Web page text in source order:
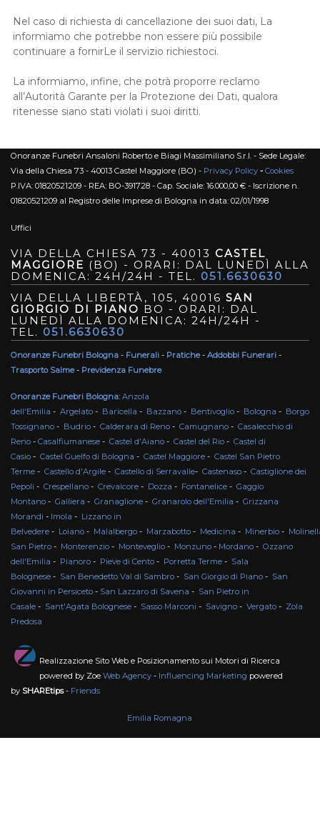
Nel caso di richiesta di cancellazione dei suoi dati, La
informiamo che potrebbe non essere più possibile
continuare a fornirLe il servizio richiestoci.
La informiamo, infine, che potrà proporre reclamo
all’Autorità Garante per la Protezione dei Dati, qualora
ritenesse siano stati violati i suoi diritti.
Onoranze Funebri Ansaloni Roberto e Biagi Massimiliano S.r.l. - Sede Legale:
Via della Chiesa 73 - 40013 Castel Maggiore (BO) - Privacy Policy- Cookies
P.IVA: 01820521209 - REA: BO-391728 - Cap. Sociale: 16.000,00 € - Iscrizione n.
01820521209 al Registro delle Imprese di Bologna in data: 02/01/1998
Uffici
VIA DELLA CHIESA 73 - 40013 CASTEL
MAGGIORE (BO) - ORARI: DAL LUNEDÌ ALLA
DOMENICA: 24H/24H - TEL. 051.6630630
VIA DELLA LIBERTÀ, 105, 40016 SAN
GIORGIO DI PIANO BO - ORARI: DAL
LUNEDÌ ALLA DOMENICA: 24H/24H -
TEL. 051.6630630
Onoranze Funebri Bologna- Funerali- Pratiche- Addobbi Funerari-
Trasporto Salme- Previdenza Funebre
Onoranze Funebri Bologna: Anzola
dell'Emilia - Argelato- Baricella - Bazzano- Bentivoglio- Bologna - Borgo
Tossignano- Budrio- Calderara di Reno- Camugnano- Casalecchio di
Reno- Casalfiumanese- Castel d'Aiano- Castel del Rio- Castel di
Casio- Castel Guelfo di Bologna - Castel Maggiore- Castel San Pietro
Terme- Castello d'Argile- Castello di Serravalle- Castenaso- Castiglione dei
Pepoli - Crespellano- Crevalcore- Dozza - Fontanelice- Gaggio
Montano- Galliera - Granaglione- Granarolo dell'Emilia - Grizzana
Morandi - Imola - Lizzano in
Belvedere- Loiano- Malalbergo- Marzabotto- Medicina - Minerbio-
San Pietro- Monterenzio- Monteveglio- Monzuno- Mordano- Ozzano
dell'Emilia - Pianoro- Pieve di Cento- Porretta Terme- Sala
Bolognese- San Benedetto Val di Sambro- San Giorgio di Piano- San
Giovanni in Persiceto- San Lazzaro di Savena - San Pietro in
Casale- Sant'Agata Bolognese- Sasso Marconi - Savigno- Vergato- Zola
Predosa
Realizzazione Sito Web e Posizionamento sui Motori di Ricerca
powered by Zoe Web Agency- Influencing Marketing powered
by SHAREtips- Friends
Emilia Romagna